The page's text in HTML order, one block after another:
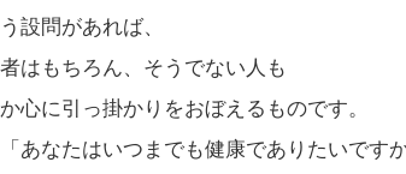
設問があれば、
はもちろん、そうでない人も
心に引っ掛かりをおぼえるものです。
あなたはいつまでも健康でありたいですか